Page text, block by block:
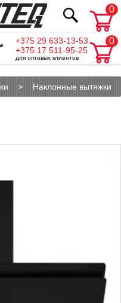
0
0
+375 29 633-13-53
+375 17 511-95-25
для оптовых клиентов
Наклонные вытяжки